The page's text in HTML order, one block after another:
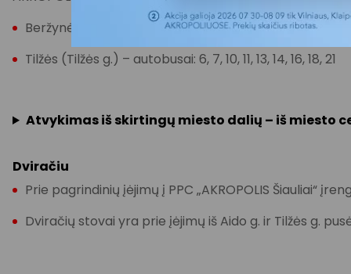
Beržynėlio (Gegužių g.) – autobusai: 6, 10, 10A, 11, 13, 14,
Tilžės (Tilžės g.) – autobusai: 6, 7, 10, 11, 13, 14, 16, 18, 21
Atvykimas iš skirtingų miesto dalių – iš miesto
Dviračiu
Prie pagrindinių įėjimų į PPC „AKROPOLIS Šiauliai“
Dviračių stovai yra prie įėjimų iš Aido g. ir Tilžės g.